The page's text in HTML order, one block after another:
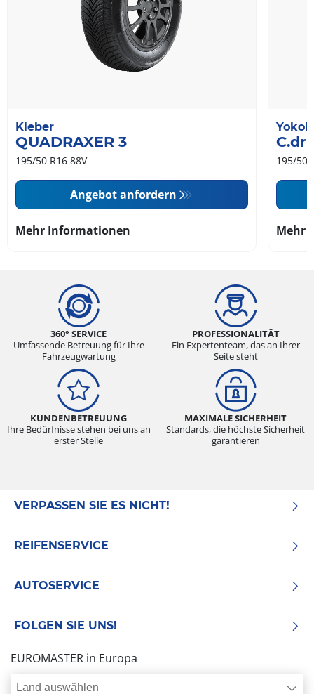
Kleber
QUADRAXER 3
195/50 R16 88V
Angebot anfordern
Mehr Informationen
195/50
Mehr
360° SERVICE
Umfassende Betreuung für Ihre
Fahrzeugwartung
PROFESSIONALITÄT
Ein Expertenteam, das an Ihrer
Seite steht
KUNDENBETREUUNG
Ihre Bedürfnisse stehen bei uns an
erster Stelle
MAXIMALE SICHERHEIT
Standards, die höchste Sicherheit
garantieren
VERPASSEN SIE ES NICHT!
REIFENSERVICE
AUTOSERVICE
FOLGEN SIE UNS!
EUROMASTER in Europa
Land auswählen